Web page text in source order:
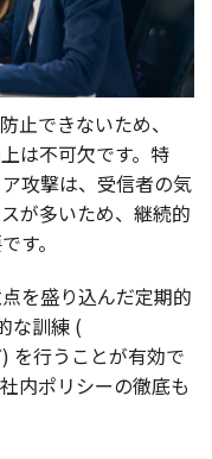
防止できないため、
は不可欠です。特
攻撃は、 受信者の気
が多いため、 継続的
です。
を盛り込んだ定期的
な訓練 (
を行うことが有効で
社内ポリシーの徹底も